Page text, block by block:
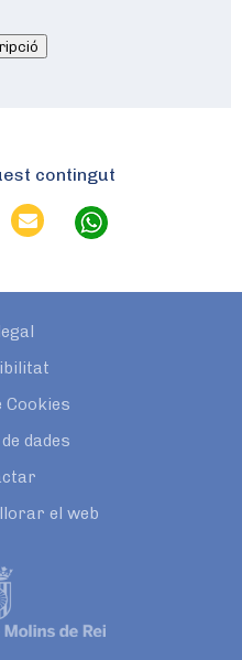
contingut
Cookies
dades
el web